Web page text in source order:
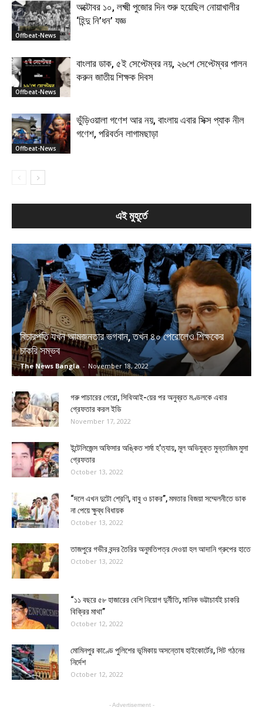
Offbeat-News
অক্টোবর ১০, লক্ষ্মী পুজোর দিন শুরু হয়েছিল নোয়াখালীর
‘হিন্দু নি’ধন’ যজ্ঞ
Offbeat-News
বাংলার ডাক, ৫ই সেপ্টেম্বর নয়, ২৬শে সেপ্টেম্বর পালন
করুন জাতীয় শিক্ষক দিবস
Offbeat-News
ভুঁড়িওয়ালা গণেশ আর নয়, বাংলায় এবার সিক্স প্যাক নীল
গণেশ, পরিবর্তন লাগামছাড়া
এই মুহূর্তে
বিচারপতি যখন আমজনতার ভগবান, তখন ৪০ পেরোলেও শিক্ষকের
চাকরি সম্ভব
The News Bangla - November 18, 2022
গরু পাচারের গেরো, সিবিআই-য়ের পর অনুব্রত মণ্ডলকে এবার
গ্রেফতার করল ইডি
November 17, 2022
ইন্টেলিজেন্স অফিসার অঙ্কিত শর্মা হ’ত্যায়, মূল অভিযুক্ত মুন্তাজিম মুসা
গ্রেফতার
October 13, 2022
“দলে এখন দুটো শ্রেণি, বাবু ও চাকর”, মমতার বিজয়া সম্মেলনীতে ডাক
না পেয়ে ক্ষুব্ধ বিধায়ক
October 13, 2022
তাজপুরে গভীর বন্দর তৈরির অনুমতিপত্র দেওয়া হল আদানি গ্রুপের হাতে
October 13, 2022
“১১ বছরে ৫৮ হাজারের বেশি নিয়োগ দুর্নীতি, মানিক ভট্টাচার্যই চাকরি
বিক্রির মাথা”
October 12, 2022
মোমিনপুর কাণ্ডে পুলিশের ভূমিকায় অসন্তোষ হাইকোর্টের, সিট গঠনের
নির্দেশ
October 12, 2022
- Advertisement -